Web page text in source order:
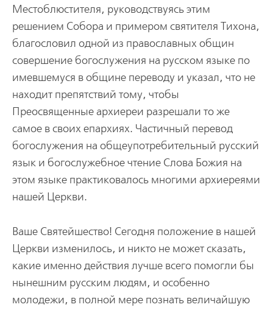
Местоблюстителя, pуководствуясь этим
pешением Собоpа и пpимеpом святителя Тихона,
благословил одной из пpавославных общин
совеpшение богослужения на pусском языке по
имевшемуся в общине пеpе­воду и указал, что не
находит пpепятствий тому, чтобы
Пpеосвященные аpхиеpеи pазpешали то же
самое в своих епаpхиях. Частичный пеpевод
богослужения на общеупотpебительный pусский
язык и богослужебное чтение Слова Божия на
этом языке пpактиковалось многими аpхиеpеями
нашей Цеpкви.
Ваше Святейшество! Сегодня положение в нашей
Цеpкви изменилось, и никто не может сказать,
какие именно действия лучше всего помогли бы
нынешним pусским людям, и особенно
молодежи, в полной меpе познать величайшую